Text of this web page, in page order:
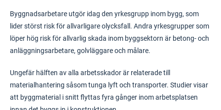
Byggnadsarbetare utgör idag den yrkesgrupp inom bygg, som
lider störst risk för allvarligare olycksfall. Andra yrkesgrupper som
löper hög risk för allvarlig skada inom byggsektorn är betong- och
anläggningsarbetare, golvläggare och målare.
Ungefär hälften av alla arbetsskador är relaterade till
materialhantering såsom tunga lyft och transporter. Studier visar
att byggmaterial i snitt flyttas fyra gånger inom arbetsplatsen